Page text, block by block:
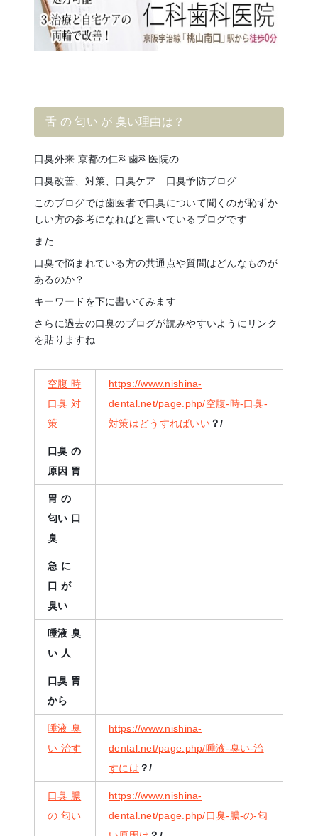
舌 の 匂い が 臭い理由は？
口臭外来 京都の仁科歯科医院の
口臭改善、対策、口臭ケア 口臭予防ブログ
このブログでは歯医者で口臭について聞くのが恥ずか
しい方の参考になればと書いているブログです
また
口臭で悩まれている方の共通点や質問はどんなものが
あるのか？
キーワードを下に書いてみます
さらに過去の口臭のブログが読みやすいようにリンク
を貼りますね
空腹 時
口臭 対
策
https://www.nishina-
dental.net/page.php/空腹-時-口臭-
対策はどうすればいい？/
口臭 の
原因 胃
胃 の
匂い 口
臭
急 に
口 が
臭い
唾液 臭
い 人
口臭 胃
から
唾液 臭
い 治す
https://www.nishina-
dental.net/page.php/唾液-臭い-治
すには ？/
口臭 膿
の 匂い
https://www.nishina-
dental.net/page.php/口臭-膿-の-匂